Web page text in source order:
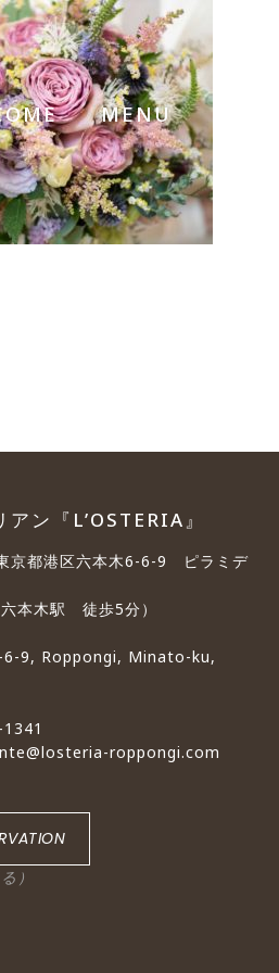
MENU
ン『L’OSTERIA』
都港区六本木6-6-9 ピラミデ
本木駅 徒歩5分）
6-9, Roppongi, Minato-ku,
roppongi.com
）